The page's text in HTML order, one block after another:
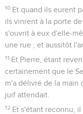
10 Et quand ils eurent
ils vinrent à la porte
s'ouvrit à eux d'elle-
une rue ; et aussitôt
11 Et Pierre, étant
certainement que le
m'a délivré de la main
juif attendait.
12 Et s'étant reconnu,